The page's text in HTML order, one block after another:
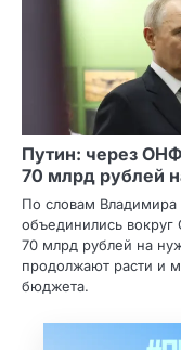
Путин: через
70 млрд рублей
По словам
объединились
70 млрд рублей на
продолжают расти и
бюджета.